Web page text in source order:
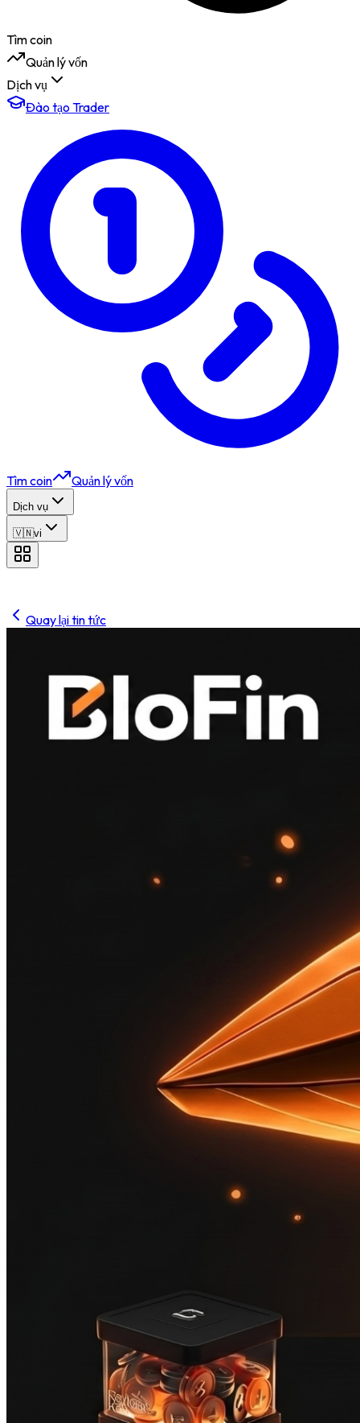
Tìm coin
Quản lý vốn
Dịch vụ
Đào tạo Trader
Tìm coin Quản lý vốn
Dịch vụ
🇻🇳vi
Quay lại tin tức